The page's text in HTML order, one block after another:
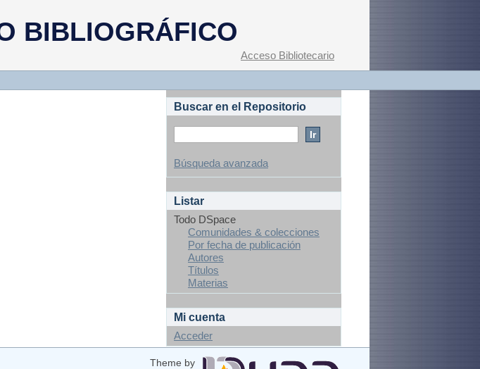
BIBLIOGRÁFICO
Acceso Bibliotecario
Buscar en el Repositorio
Búsqueda avanzada
Listar
Todo DSpace
Comunidades & colecciones
Por fecha de publicación
Autores
Títulos
Materias
Mi cuenta
Acceder
Theme by